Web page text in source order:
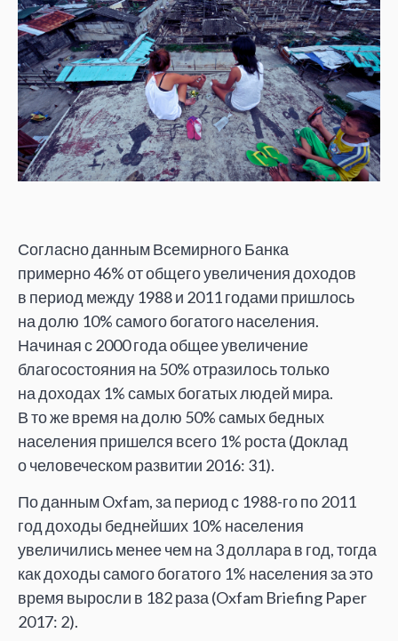
Согласно данным Всемирного Банка
примерно46% отобщего увеличения доходов
в период между 1988 и 2011 годами пришлось
надолю 10% самого богатого населения.
Начиная с2000 года общее увеличение
благосостояния на 50% отразилось только
надоходах 1% самых богатых людей мира.
Втоже время надолю 50% самых бедных
населения пришелся всего 1% роста (Доклад
очеловеческом развитии 2016: 31).
Поданным Oxfam, за период с 1988-го по2011
год доходы беднейших 10% населения
увеличились менее чем на 3доллара в год, тогда
как доходы самого богатого 1% населения заэто
время выросли в 182 раза (Oxfam Briefing Paper
2017: 2).